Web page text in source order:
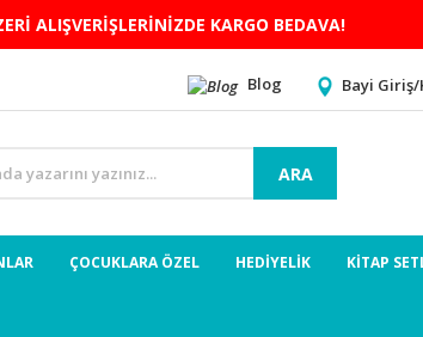
ALIŞVERİŞLERİNİZDE KARGO BEDAVA!
Blog Bayi Giriş/
ARA
ÇOCUKLARA ÖZEL HEDİYELİK KİTAP